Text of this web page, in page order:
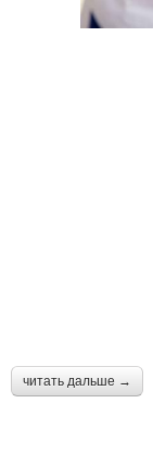
читать дальше →